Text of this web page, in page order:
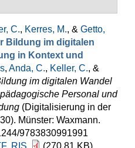
C., Kerres, M., & Getto,
Bildung im digitalen
in Kontext und
, Anda, C., Keller, C., &
im digitalen Wandel
Personal und
(Digitalisierung in der
Münster: Waxmann.
9783830991991
RIS (270.81 KB)